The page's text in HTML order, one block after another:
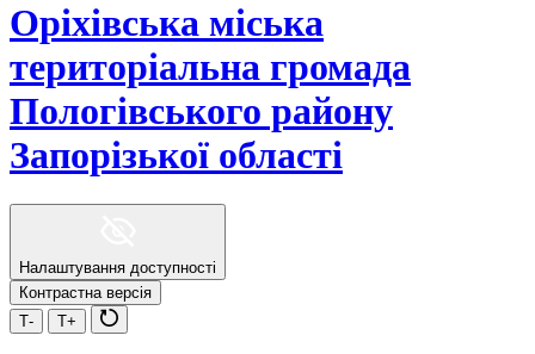
Оріхівська міська
територіальна громада
Пологівського району
Запорізької області
Налаштування доступності
Контрастна версія
Т-
Т+